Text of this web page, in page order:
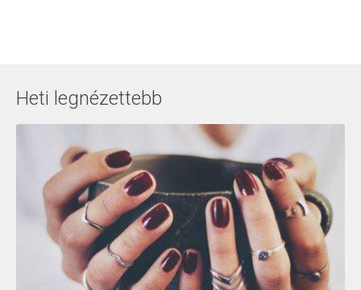
Heti legnézettebb